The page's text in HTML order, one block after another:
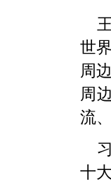
世
周
周
流
十